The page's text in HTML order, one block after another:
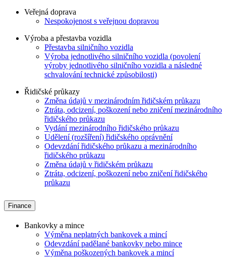
Veřejná doprava
Nespokojenost s veřejnou dopravou
Výroba a přestavba vozidla
Přestavba silničního vozidla
Výroba jednotlivého silničního vozidla (povolení
výroby jednotlivého silničního vozidla a následné
schvalování technické způsobilosti)
Řidičské průkazy
Změna údajů v mezinárodním řidičském průkazu
Ztráta, odcizení, poškození nebo zničení mezinárodního
řidičského průkazu
Vydání mezinárodního řidičského průkazu
Udělení (rozšíření) řidičského oprávnění
Odevzdání řidičského průkazu a mezinárodního
řidičského průkazu
Změna údajů v řidičském průkazu
Ztráta, odcizení, poškození nebo zničení řidičského
průkazu
Finance
Bankovky a mince
Výměna neplatných bankovek a mincí
Odevzdání padělané bankovky nebo mince
Výměna poškozených bankovek a mincí